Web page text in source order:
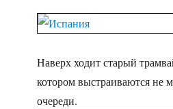
Наверх ходит старый
котором выстраиваются не
очереди.